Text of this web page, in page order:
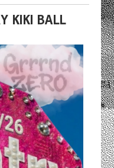
KIKI BALL